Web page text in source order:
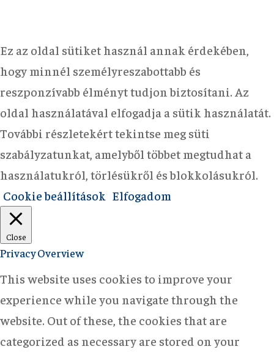
Ez az oldal sütiket használ annak érdekében,
hogy minnél személyreszabottabb és
reszponzívabb élményt tudjon biztosítani. Az
oldal használatával elfogadja a sütik használatát.
További részletekért tekintse meg süti
szabályzatunkat, amelyből többet megtudhat a
használatukról, törlésükről és blokkolásukról.
Cookie beállítások Elfogadom
Close
Privacy Overview
This website uses cookies to improve your
experience while you navigate through the
website. Out of these, the cookies that are
categorized as necessary are stored on your